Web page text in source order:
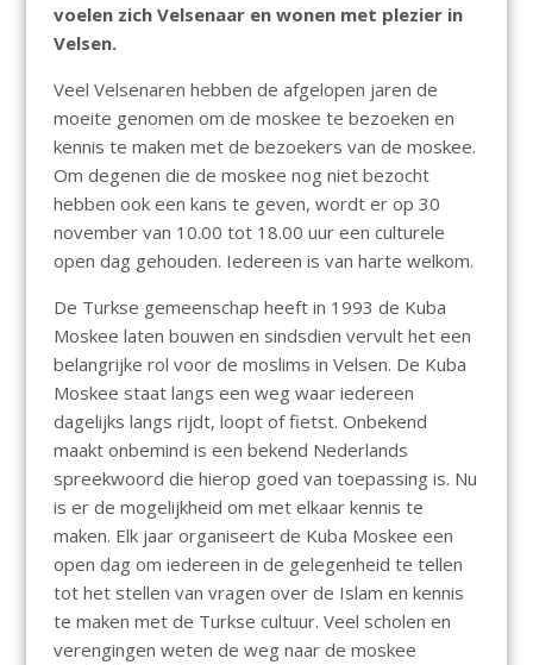
voelen zich Velsenaar en wonen met plezier in
Velsen.
Veel Velsenaren hebben de afgelopen jaren de
moeite genomen om de moskee te bezoeken en
kennis te maken met de bezoekers van de moskee.
Om degenen die de moskee nog niet bezocht
hebben ook een kans te geven, wordt er op 30
november van 10.00 tot 18.00 uur een culturele
open dag gehouden. Iedereen is van harte welkom.
De Turkse gemeenschap heeft in 1993 de Kuba
Moskee laten bouwen en sindsdien vervult het een
belangrijke rol voor de moslims in Velsen. De Kuba
Moskee staat langs een weg waar iedereen
dagelijks langs rijdt, loopt of fietst. Onbekend
maakt onbemind is een bekend Nederlands
spreekwoord die hierop goed van toepassing is. Nu
is er de mogelijkheid om met elkaar kennis te
maken. Elk jaar organiseert de Kuba Moskee een
open dag om iedereen in de gelegenheid te tellen
tot het stellen van vragen over de Islam en kennis
te maken met de Turkse cultuur. Veel scholen en
verengingen weten de weg naar de moskee